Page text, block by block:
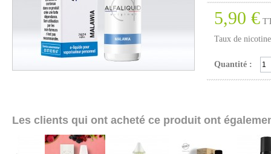
5,90 €
Taux de
Quantité :
Les clients qui ont acheté ce produit ont